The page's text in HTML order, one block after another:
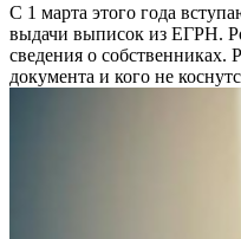
С 1 марта этого года
выдачи выписок из ЕГРН.
сведения о собственниках.
документа и кого не